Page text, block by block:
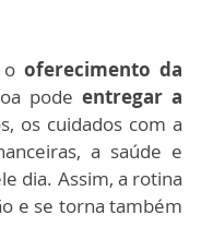
oferecimento da
podeentregar a
os cuidados com a
a saúde e
dia. Assim, a rotina
e se torna também